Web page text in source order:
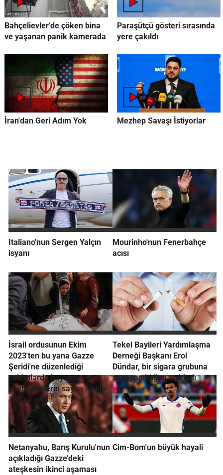
Bahçelievler’de çöken bina
ve yaşanan panik kamerada
Paraşütçü gösteri sırasında
yere çakıldı
İran'dan Geri Adım Yok Mezhep Savaşı İstiyorlar
Italiano'nun Sergen Yalçın
isyanı
Mourinho'nun Fenerbahçe
acısı
İsrail ordusunun Ekim
2023'ten bu yana Gazze
Şeridi'ne düzenlediği
saldırılarda hayatını
kaybedenlerin sayısı 73 bin
386'ya çıktı
Tekel Bayileri Yardımlaşma
Derneği Başkanı Erol
Dündar, bir sigara grubuna
zam yapıldığını açıkladı
Netanyahu, Barış Kurulu'nun
açıkladığı Gazze’deki
ateşkesin ikinci aşaması
Cim-Bom'un büyük hayali